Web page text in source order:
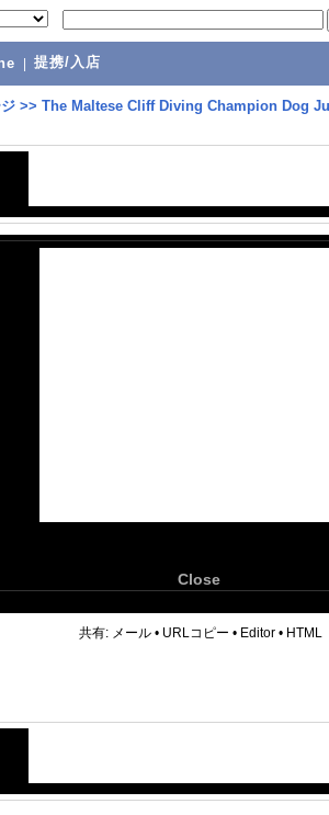
提携/入店
>> The Maltese Cliff Diving Champion Dog
Close
共有: メール • URLコピー • Editor • HTML